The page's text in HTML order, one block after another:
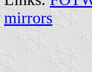
mirrors